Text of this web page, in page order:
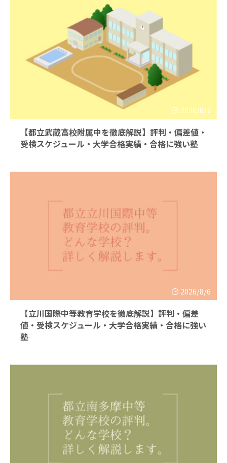
2026/8/7
【都立武蔵高校附属中を徹底解説】評判・偏差値・
受検スケジュール・大学合格実績・合格に強い塾
2026/8/6
【立川国際中等教育学校を徹底解説】評判・偏差
値・受検スケジュール・大学合格実績・合格に強い
塾